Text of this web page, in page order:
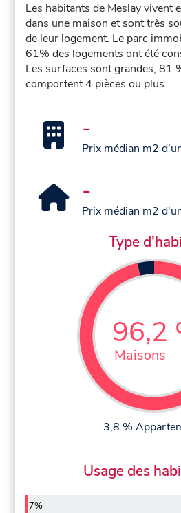
Les habitants de Meslay vivent
dans une maison et sont très
de leur logement. Le parc
61% des logements ont été
Les surfaces sont grandes, 81
comportent 4 pièces ou plus.
-
Prix médian m2
-
Prix médian m2
Type
96,2
Maisons
3,8 %
Usage des
7%